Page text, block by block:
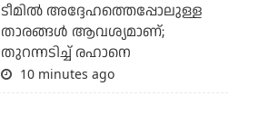
ടീമില്‍ അദ്ദേഹത്തെപ്പോലുള്ള
താരങ്ങള്‍ ആവശ്യമാണ്;
തുറന്നടിച്ച് രഹാനെ
10 minutes ago